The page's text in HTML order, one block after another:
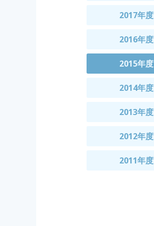
2017年度
2016年度
2015年度
2014年度
2013年度
2012年度
2011年度